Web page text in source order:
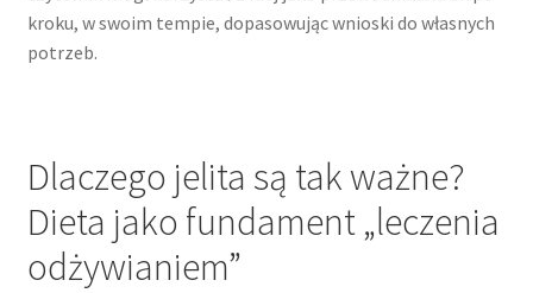
kroku, w swoim tempie, dopasowując wnioski do własnych
potrzeb.
Dlaczego jelita są tak ważne?
Dieta jako fundament „leczenia
odżywianiem”